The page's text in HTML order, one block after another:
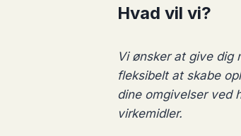
kan
vælges
på
Hvad vil vi?
Vi ønsker at give dig
fleksibelt at skabe
dine omgivelser ved
virkemidler.